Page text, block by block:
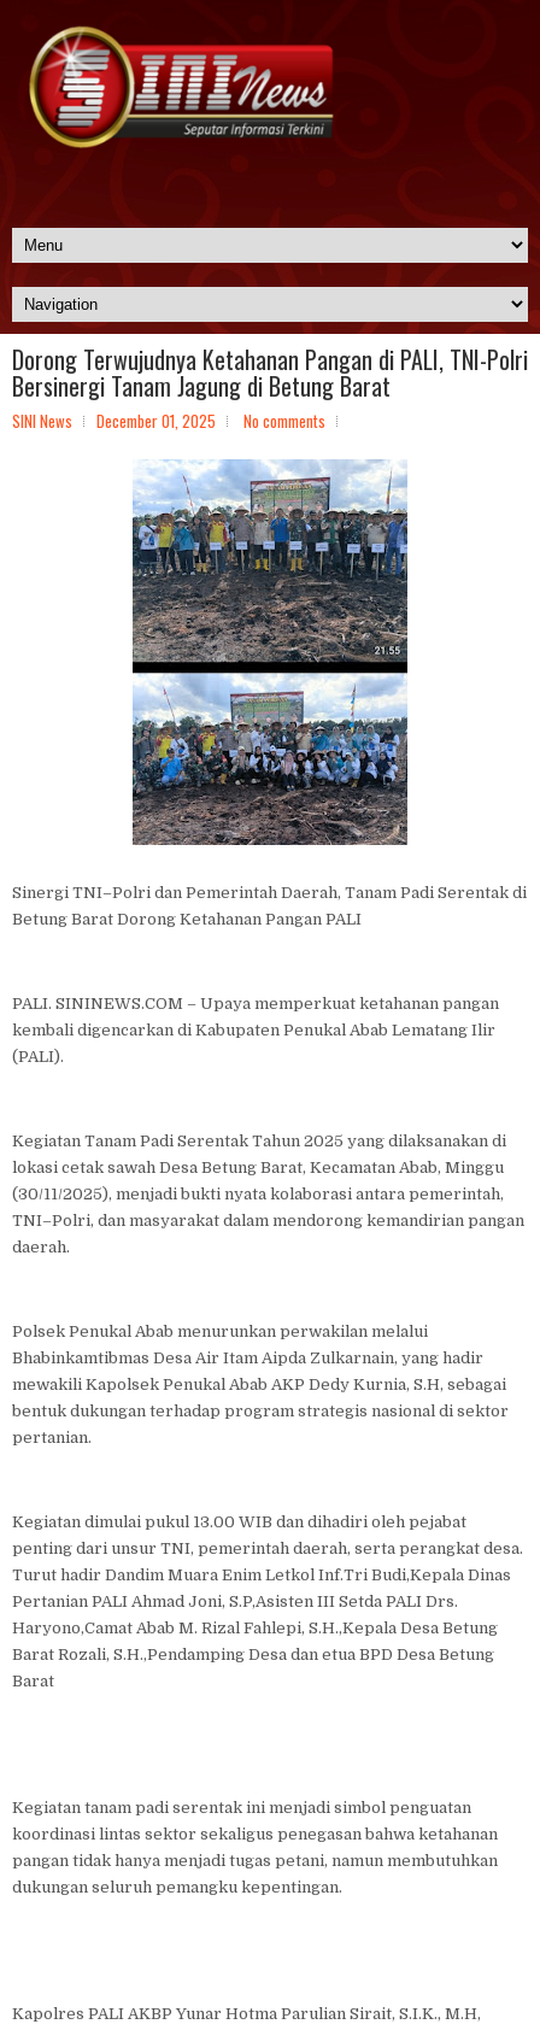
Dorong Terwujudnya Ketahanan Pangan di PALI, TNI-Polri
Bersinergi Tanam Jagung di Betung Barat
SINI News December 01, 2025 No comments
Sinergi TNI–Polri dan Pemerintah Daerah, Tanam Padi Serentak di
Betung Barat Dorong Ketahanan Pangan PALI
PALI. SININEWS.COM – Upaya memperkuat ketahanan pangan
kembali digencarkan di Kabupaten Penukal Abab Lematang Ilir
(PALI).
Kegiatan Tanam Padi Serentak Tahun 2025 yang dilaksanakan di
lokasi cetak sawah Desa Betung Barat, Kecamatan Abab, Minggu
(30/11/2025), menjadi bukti nyata kolaborasi antara pemerintah,
TNI–Polri, dan masyarakat dalam mendorong kemandirian pangan
daerah.
Polsek Penukal Abab menurunkan perwakilan melalui
Bhabinkamtibmas Desa Air Itam Aipda Zulkarnain, yang hadir
mewakili Kapolsek Penukal Abab AKP Dedy Kurnia, S.H, sebagai
bentuk dukungan terhadap program strategis nasional di sektor
pertanian.
Kegiatan dimulai pukul 13.00 WIB dan dihadiri oleh pejabat
penting dari unsur TNI, pemerintah daerah, serta perangkat desa.
Turut hadir Dandim Muara Enim Letkol Inf.Tri Budi,Kepala Dinas
Pertanian PALI Ahmad Joni, S.P,Asisten III Setda PALI Drs.
Haryono,Camat Abab M. Rizal Fahlepi, S.H.,Kepala Desa Betung
Barat Rozali, S.H.,Pendamping Desa dan etua BPD Desa Betung
Barat
Kegiatan tanam padi serentak ini menjadi simbol penguatan
koordinasi lintas sektor sekaligus penegasan bahwa ketahanan
pangan tidak hanya menjadi tugas petani, namun membutuhkan
dukungan seluruh pemangku kepentingan.
Kapolres PALI AKBP Yunar Hotma Parulian Sirait, S.I.K., M.H,